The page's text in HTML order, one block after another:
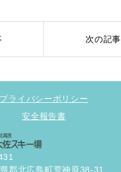
次の記事
プライバシーポリシー
安全報告書
郡北広島町荒神原38-31